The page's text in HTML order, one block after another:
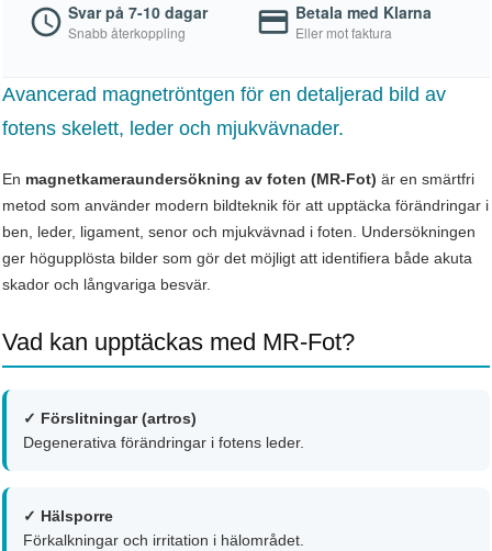
Svar på 7-10 dagar
Snabb återkoppling
Betala med Klarna
Eller mot faktura
Avancerad magnetröntgen för en detaljerad bild av
fotens skelett, leder och mjukvävnader.
En magnetkameraundersökning av foten (MR-Fot) är en smärtfri
metod som använder modern bildteknik för att upptäcka förändringar i
ben, leder, ligament, senor och mjukvävnad i foten. Undersökningen
ger högupplösta bilder som gör det möjligt att identifiera både akuta
skador och långvariga besvär.
Vad kan upptäckas med MR-Fot?
✓ Förslitningar (artros)
Degenerativa förändringar i fotens leder.
✓ Hälsporre
Förkalkningar och irritation i hälområdet.